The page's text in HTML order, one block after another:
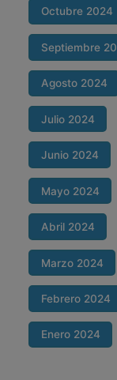
Octubre 2024
Septiembre
Agosto 2024
Julio 2024
Junio 2024
Mayo 2024
Abril 2024
Marzo 2024
Febrero 2024
Enero 2024